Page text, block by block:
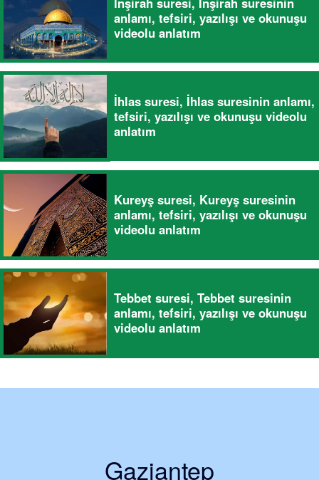
anlamı, tefsiri, yazılışı ve okunuşu
videolu anlatım
İhlas suresi, İhlas suresinin anlamı,
tefsiri, yazılışı ve okunuşu videolu
anlatım
Kureyş suresi, Kureyş suresinin
anlamı, tefsiri, yazılışı ve okunuşu
videolu anlatım
Tebbet suresi, Tebbet suresinin
anlamı, tefsiri, yazılışı ve okunuşu
videolu anlatım
Gaziantep